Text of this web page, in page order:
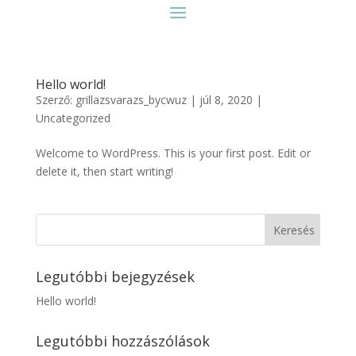
Hello world!
Szerző: grillazsvarazs_bycwuz| júl 8, 2020 |
Uncategorized
Welcome to WordPress. This is your first post. Edit or
delete it, then start writing!
Legutóbbi bejegyzések
Hello world!
Legutóbbi hozzászólások